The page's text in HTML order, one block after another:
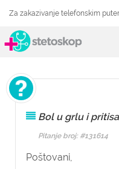
Za zakazivanje telefonskim
Bol u grlu i
Pitanje broj: #131614
Poštovani,